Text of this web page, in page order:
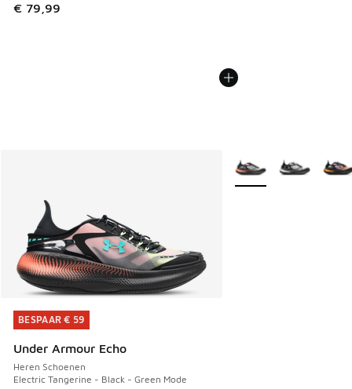
€ 79,99
BESPAAR € 59
Under Armour Echo
Heren Schoenen
Electric Tangerine - Black - Green Mode
BESPAAR € 59
Meer kleuren